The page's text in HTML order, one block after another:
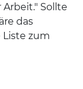
Sollte
das
Liste zum